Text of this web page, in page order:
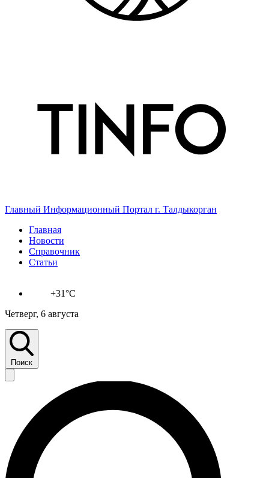
Главный Информационный Портал г. Талдыкорган
Главная
Новости
Справочник
Статьи
+31°C
Четверг, 6 августа
Поиск